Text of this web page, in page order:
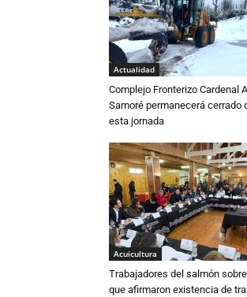
Actualidad
Complejo Fronterizo Cardenal
Samoré permanecerá cerrado
esta jornada
Acuicultura
Trabajadores del salmón sobre
que afirmaron existencia de